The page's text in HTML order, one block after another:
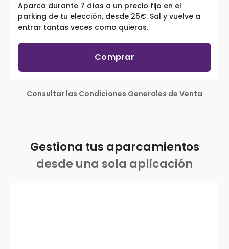
Aparca durante 7 días a un precio fijo en el
parking de tu elección, desde 25€. Sal y vuelve a
entrar tantas veces como quieras.
Comprar
Consultar las Condiciones Generales de Venta
Gestiona tus aparcamientos
desde una sola aplicación